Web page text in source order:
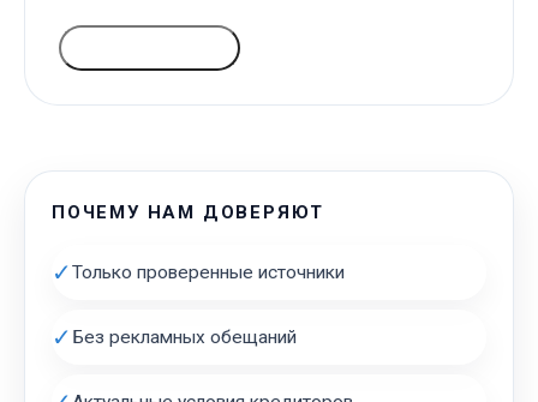
ПОЧЕМУ НАМ ДОВЕРЯЮТ
✓Только проверенные источники
✓ Без рекламных обещаний